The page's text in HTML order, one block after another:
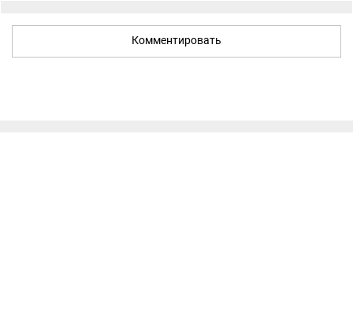
Комментировать